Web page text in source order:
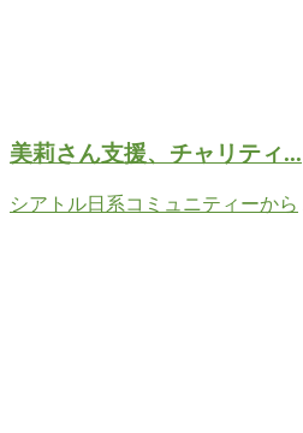
美莉さん支援、チャリティ...
シアトル日系コミュニティーから